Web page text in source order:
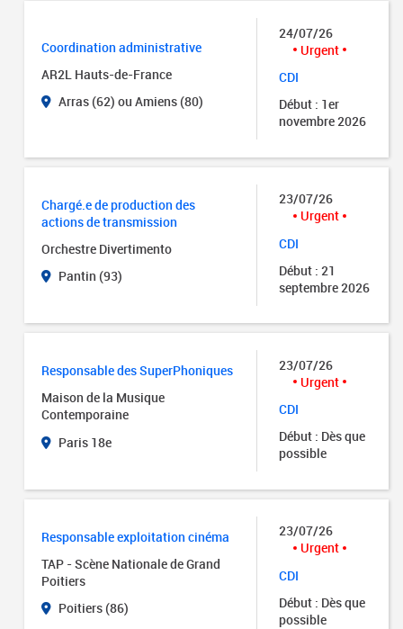
Coordination administrative
AR2L Hauts-de-France
Arras (62) ou Amiens (80)
24/07/26
Urgent
CDI
Début : 1er
novembre 2026
Chargé.e de production des
actions de transmission
Orchestre Divertimento
Pantin (93)
23/07/26
Urgent
CDI
Début : 21
septembre 2026
Responsable des SuperPhoniques
Maison de la Musique
Contemporaine
Paris 18e
23/07/26
Urgent
CDI
Début : Dès que
possible
Responsable exploitation cinéma
TAP - Scène Nationale de Grand
Poitiers
Poitiers (86)
23/07/26
Urgent
CDI
Début : Dès que
possible